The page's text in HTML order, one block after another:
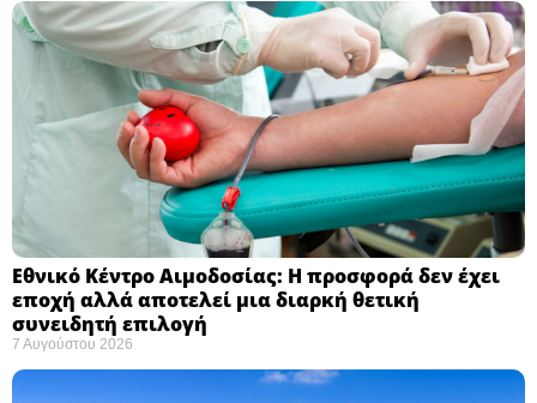
Εθνικό Κέντρο Αιμοδοσίας: H προσφορά δεν έχει
εποχή αλλά αποτελεί μια διαρκή θετική
συνειδητή επιλογή ​
7 Αυγούστου 2026